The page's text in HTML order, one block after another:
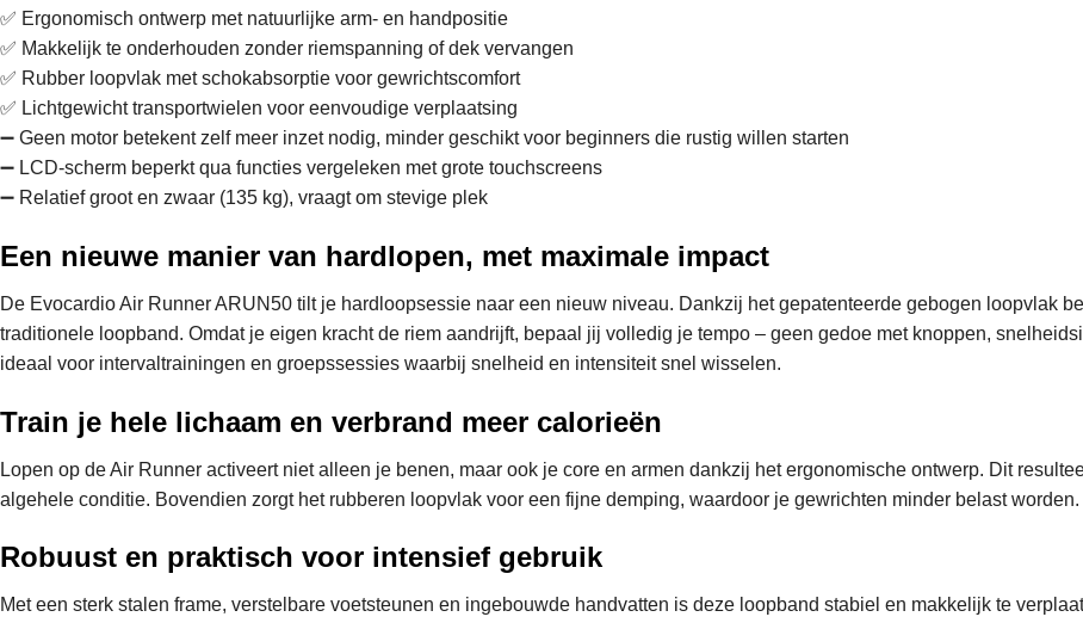
✅ Ergonomisch ontwerp met natuurlijke arm- en handpositie
✅ Makkelijk te onderhouden zonder riemspanning of dek vervangen
✅ Rubber loopvlak met schokabsorptie voor gewrichtscomfort
✅ Lichtgewicht transportwielen voor eenvoudige verplaatsing
➖ Geen motor betekent zelf meer inzet nodig, minder geschikt voor beginners die rustig willen starten
➖ LCD-scherm beperkt qua functies vergeleken met grote touchscreens
➖ Relatief groot en zwaar (135 kg), vraagt om stevige plek
Een nieuwe manier van hardlopen, met maximale impact
De Evocardio Air Runner ARUN50 tilt je hardloopsessie naar een nieuw niveau. Dankzij het gepatenteerde gebogen loopvlak
traditionele loopband. Omdat je eigen kracht de riem aandrijft, bepaal jij volledig je tempo – geen gedoe met knoppen,
ideaal voor intervaltrainingen en groepssessies waarbij snelheid en intensiteit snel wisselen.
Train je hele lichaam en verbrand meer calorieën
Lopen op de Air Runner activeert niet alleen je benen, maar ook je core en armen dankzij het ergonomische ontwerp. Dit
algehele conditie. Bovendien zorgt het rubberen loopvlak voor een fijne demping, waardoor je gewrichten minder belast worden.
Robuust en praktisch voor intensief gebruik
Met een sterk stalen frame, verstelbare voetsteunen en ingebouwde handvatten is deze loopband stabiel en makkelijk te